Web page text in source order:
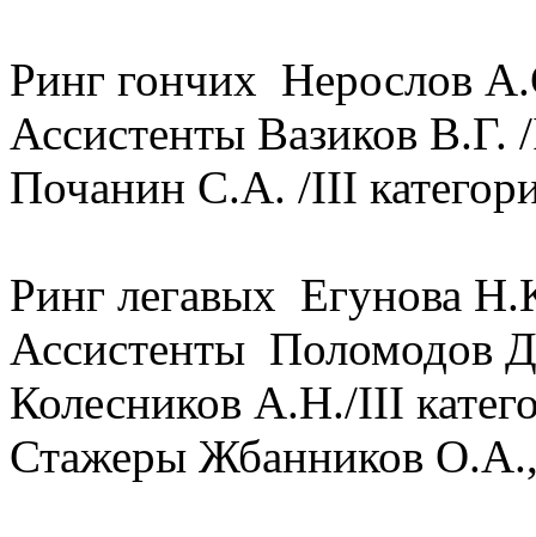
Ринг гончих Нерослов
Ассистенты Вазиков В.Г.
Почанин С.А. /III
Ринг легавых Егунова
Ассистенты Поломодов
Колесников А.Н./III
Стажеры Жбанников